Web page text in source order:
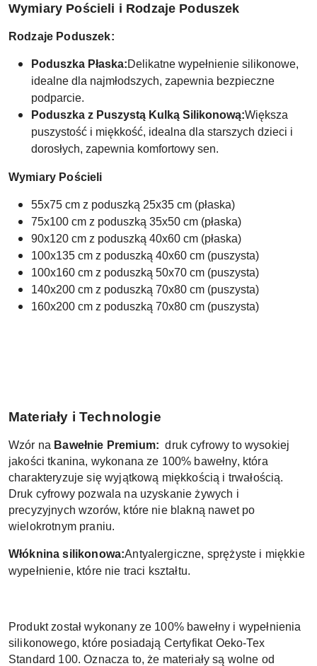
Wymiary Pościeli i Rodzaje Poduszek
Rodzaje Poduszek:
Poduszka Płaska:Delikatne wypełnienie silikonowe,
idealne dla najmłodszych, zapewnia bezpieczne
podparcie.
Poduszka z Puszystą Kulką Silikonową:Większa
puszystość i miękkość, idealna dla starszych dzieci i
dorosłych, zapewnia komfortowy sen.
Wymiary Pościeli
55x75 cm z poduszką 25x35 cm (płaska)
75x100 cm z poduszką 35x50 cm (płaska)
90x120 cm z poduszką 40x60 cm (płaska)
100x135 cm z poduszką 40x60 cm (puszysta)
100x160 cm z poduszką 50x70 cm (puszysta)
140x200 cm z poduszką 70x80 cm (puszysta)
160x200 cm z poduszką 70x80 cm (puszysta)
Materiały i Technologie
Wzór na Bawełnie Premium: druk cyfrowy to wysokiej
jakości tkanina, wykonana ze 100% bawełny, która
charakteryzuje się wyjątkową miękkością i trwałością.
Druk cyfrowy pozwala na uzyskanie żywych i
precyzyjnych wzorów, które nie blakną nawet po
wielokrotnym praniu.
Włóknina silikonowa:Antyalergiczne, sprężyste i miękkie
wypełnienie, które nie traci kształtu.
Produkt został wykonany ze 100% bawełny i wypełnienia
silikonowego, które posiadają Certyfikat Oeko-Tex
Standard 100. Oznacza to, że materiały są wolne od